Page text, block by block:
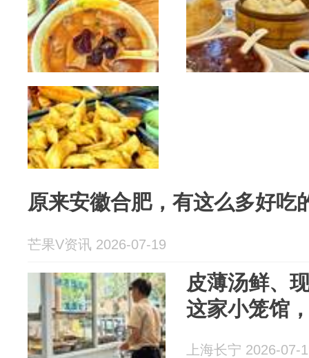
原来安徽合肥，有这么多好吃
芒果V资讯 2026-07-19
皮薄汤鲜、
这家小笼馆
上海长宁 2026-07-